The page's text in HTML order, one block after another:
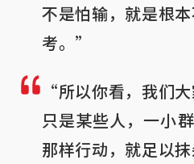
不是怕输，就是根
考。”
“所以你看，我们
只是某些人，一小
那样行动，就足以